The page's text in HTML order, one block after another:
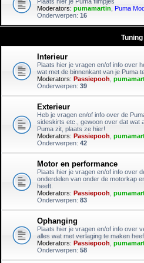
Moderators: pumamartin
Puma
Onderwerpen: 16
Tuning
Interieur
Plaats hier je vragen en/of info over
wat met de binnenkant van je Puma
Moderators: Passiepooh
Onderwerpen: 39
Exterieur
Heb je vragen en/of info over de
sideskirts etc., gewoon over dat wat
Puma zit, plaats ze hier!
Moderators: Passiepooh
Onderwerpen: 42
Motor en performance
Plaats hier je vragen en/of info over
onderdelen van onder de motorkap
heeft.
Moderators: Passiepooh
Onderwerpen: 83
Ophanging
Plaats hier je vragen en/of info over
alles wat met verlaging te maken
Moderators: Passiepooh
Onderwerpen: 58